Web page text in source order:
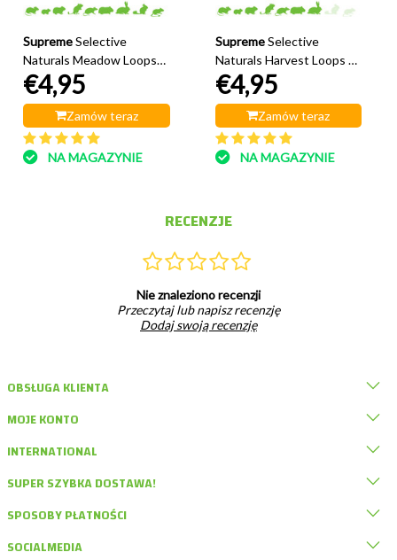
SupremeSelective
Naturals Meadow Loops
Rabbits
€4,95
Zamów teraz
NA MAGAZYNIE
Supreme Selective
Naturals Harvest Loops z
jabłkiem, siemieniem
lnianym i orzechami dla
chomika
€4,95
Zamów teraz
NA MAGAZYNIE
RECENZJE
Nie znaleziono recenzji
Przeczytaj lub napisz recenzję
Dodaj swoją recenzję
OBSŁUGA KLIENTA
MOJE KONTO
INTERNATIONAL
SUPER SZYBKA DOSTAWA!
SPOSOBY PŁATNOŚCI
SOCIALMEDIA